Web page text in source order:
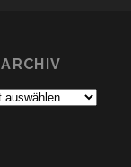
ARCHIV